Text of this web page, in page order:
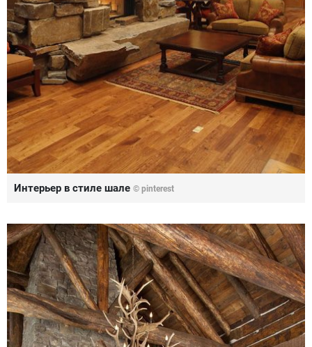
Интерьер в стиле шале © pinterest